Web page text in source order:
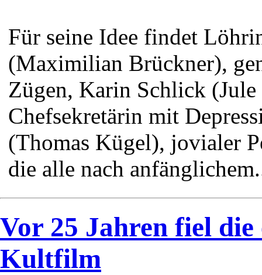
Für seine Idee findet
(Maximilian Brückner),
Zügen, Karin Schlick
Chefsekretärin mit
(Thomas Kügel), jovialer
die alle nach
Vor 25 Jahren fiel
Kultfilm